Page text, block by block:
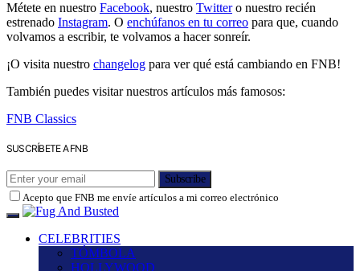
Métete en nuestro Facebook, nuestro Twittero nuestro recién
estrenado Instagram. O enchúfanos en tu correo para que, cuando
volvamos a escribir, te volvamos a hacer sonreír.
¡O visita nuestro changelog para ver qué está cambiando en FNB!
También puedes visitar nuestros artículos más famosos:
FNB Classics
SUSCRÍBETE A FNB
Subscribe
Acepto que FNB me envíe artículos a mi correo electrónico
CELEBRITIES
TÓMBOLA
HOLLYWOOD